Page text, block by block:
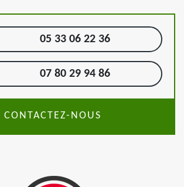
05 33 06 22 36
07 80 29 94 86
CONTACTEZ-NOUS